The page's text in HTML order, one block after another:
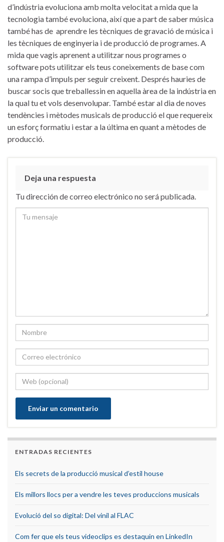
d’indústria evoluciona amb molta velocitat a mida que la
tecnologia també evoluciona, així que a part de saber música
també has de aprendre les tècniques de gravació de música i
les tècniques de enginyeria i de producció de programes. A
mida que vagis aprenent a utilitzar nous programes o
software pots utilitzar els teus coneixements de base com
una rampa d’impuls per seguir creixent. Després hauries de
buscar socis que treballessin en aquella àrea de la indústria en
la qual tu et vols desenvolupar. També estar al dia de noves
tendències i mètodes musicals de producció el que requereix
un esforç formatiu i estar a la última en quant a mètodes de
producció.
Deja una respuesta
Tu dirección de correo electrónico no será publicada.
ENTRADAS RECIENTES
Els secrets de la producció musical d’estil house
Els millors llocs per a vendre les teves produccions musicals
Evolució del so digital: Del vinil al FLAC
Com fer que els teus videoclips es destaquin en LinkedIn